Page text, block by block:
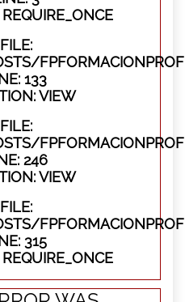
FILE:
133
VIEW
FILE:
246
VIEW
FILE:
315